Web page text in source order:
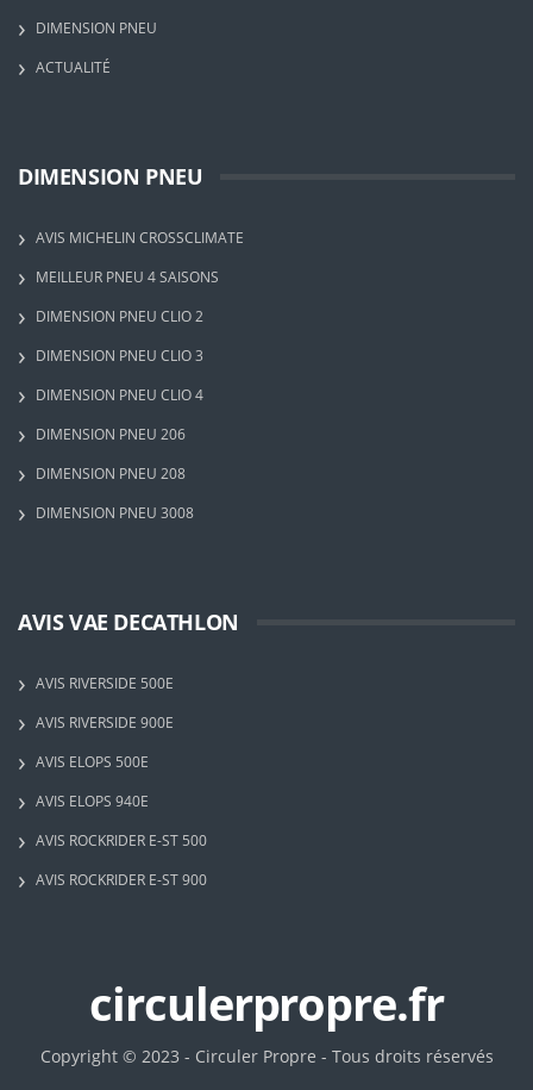
DIMENSION PNEU
ACTUALITÉ
DIMENSION PNEU
AVIS MICHELIN CROSSCLIMATE
MEILLEUR PNEU 4 SAISONS
DIMENSION PNEU CLIO 2
DIMENSION PNEU CLIO 3
DIMENSION PNEU CLIO 4
DIMENSION PNEU 206
DIMENSION PNEU 208
DIMENSION PNEU 3008
AVIS VAE DECATHLON
AVIS RIVERSIDE 500E
AVIS RIVERSIDE 900E
AVIS ELOPS 500E
AVIS ELOPS 940E
AVIS ROCKRIDER E-ST 500
AVIS ROCKRIDER E-ST 900
circulerpropre.fr
Copyright © 2023 - Circuler Propre - Tous droits réservés